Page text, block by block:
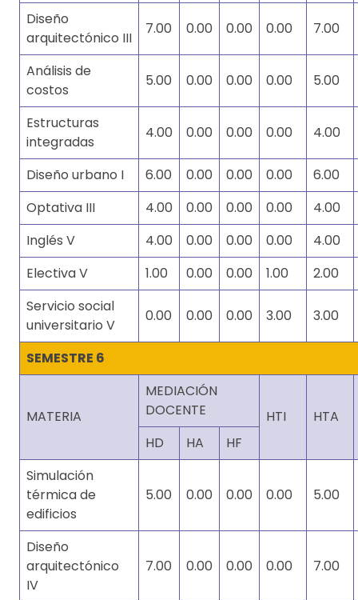
Diseño
arquitectónico III
7.00 0.00 0.00 0.00 7.00
Análisis de
costos
5.00 0.00 0.00 0.00 5.00
Estructuras
integradas
4.00 0.00 0.00 0.00 4.00
Diseño urbano I 6.00 0.00 0.00 0.00
6.00
Optativa III
4.00 0.00 0.00 0.00
4.00
Inglés V
4.00 0.00 0.00 0.00
4.00
Electiva V
1.00 0.00 0.00 1.00
2.00
Servicio social
universitario V
0.00 0.00 0.00 3.00 3.00
SEMESTRE 6
MATERIA
MEDIACIÓN
DOCENTE
HTI
HTA
HD
HA
HF
Simulación
térmica de
edificios
5.00 0.00 0.00 0.00 5.00
Diseño
arquitectónico
IV
7.00 0.00 0.00 0.00 7.00